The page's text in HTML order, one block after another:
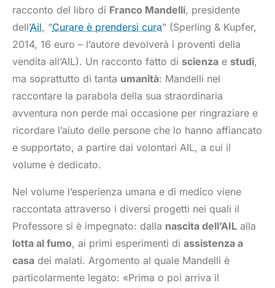
racconto del libro di Franco Mandelli, presidente
dell’Ail, “Curare è prendersi cura” (Sperling & Kupfer,
2014, 16 euro – l’autore devolverà i proventi della
vendita all’AIL). Un racconto fatto di scienza e studi,
ma soprattutto di tanta umanità: Mandelli nel
raccontare la parabola della sua straordinaria
avventura non perde mai occasione per ringraziare e
ricordare l’aiuto delle persone che lo hanno affiancato
e supportato, a partire dai volontari AIL, a cui il
volume è dedicato.
Nel volume l’esperienza umana e di medico viene
raccontata attraverso i diversi progetti nei quali il
Professore si è impegnato: dalla nascita dell’AIL alla
lotta al fumo, ai primi esperimenti di assistenza a
casa dei malati. Argomento al quale Mandelli è
particolarmente legato: «Prima o poi arriva il